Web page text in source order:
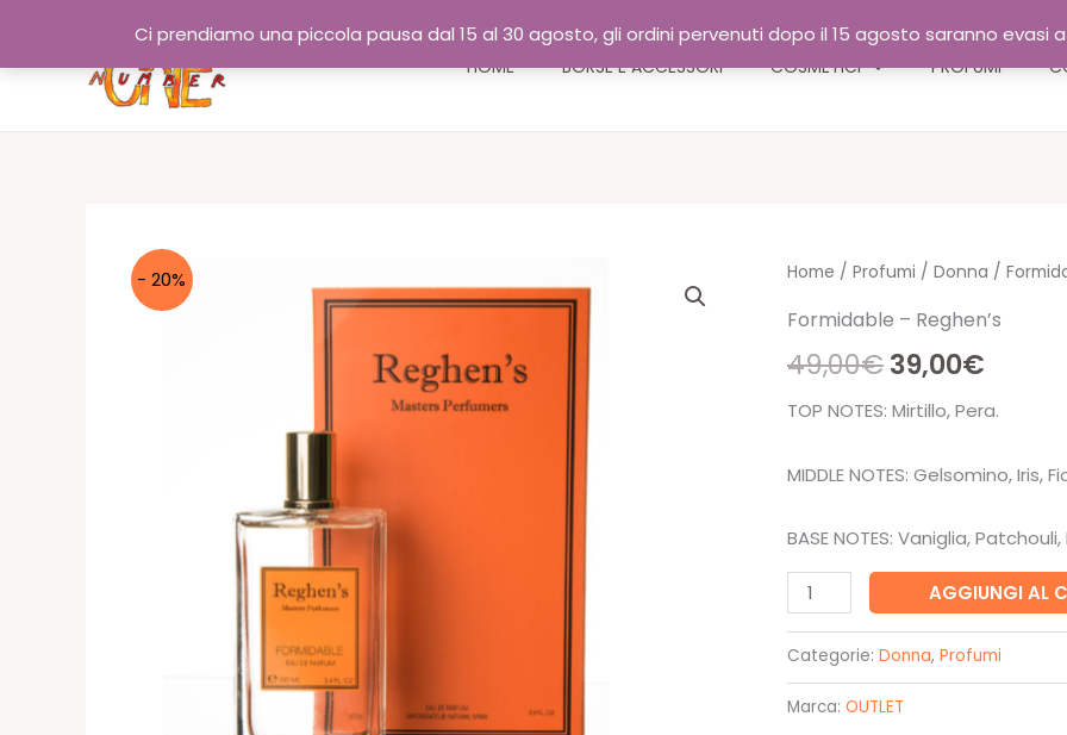
Ci prendiamo una piccola pausa dal 15 al 30 agosto, gli ordini pervenuti dopo il 15 agosto saranno evasi
contenuto
HOME BORSE E ACCESSORI COSMETICI PROFUMI
- 20% Home / Profumi / Donna /
Formidable – Reghen’s
49,00€Il
prezzo
originale
49,00€.
39,00€Il
prezzo
39,00€.
TOP NOTES: Mirtillo, Pera.
MIDDLE NOTES: Gelsomino, Iris,
BASE NOTES: Vaniglia,
Formidable
-
Reghen's
quantità
AGGIUNGI AL
Categorie: Donna, Profumi
Marca: OUTLET